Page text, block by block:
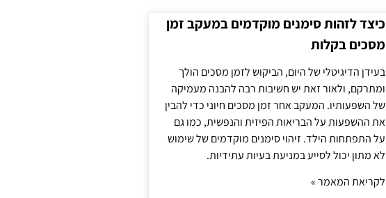
כיצד לזהות סימנים מוקדמים במעקב זמן
מסכים בקלות
בעידן הדיגיטלי של היום, הביקוש לזמן מסכים הולך
ומתרקם, ולאור זאת יש חשיבות רבה להבנה מעמיקה
של השפעותיו. המעקב אחר זמן מסכים חיוני כדי להבין
את ההשפעות על הבריאות הפיזית והנפשית, כמו גם
על התפתחות הילד. זיהוי סימנים מוקדמים של שימוש
לא מתון יכול לסייע במניעת בעיות עתידיות.
לקריאת המאמר »